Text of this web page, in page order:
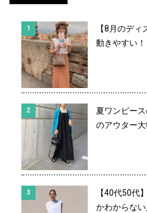
【8月のデ
動きやすい
夏ワンピー
のアウター大
【40代50代
かわからな